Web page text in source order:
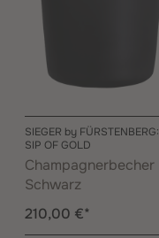
SIEGER by FÜRSTENBERG:
SIP OF GOLD
Champagnerbecher
Schwarz
210,00 €*